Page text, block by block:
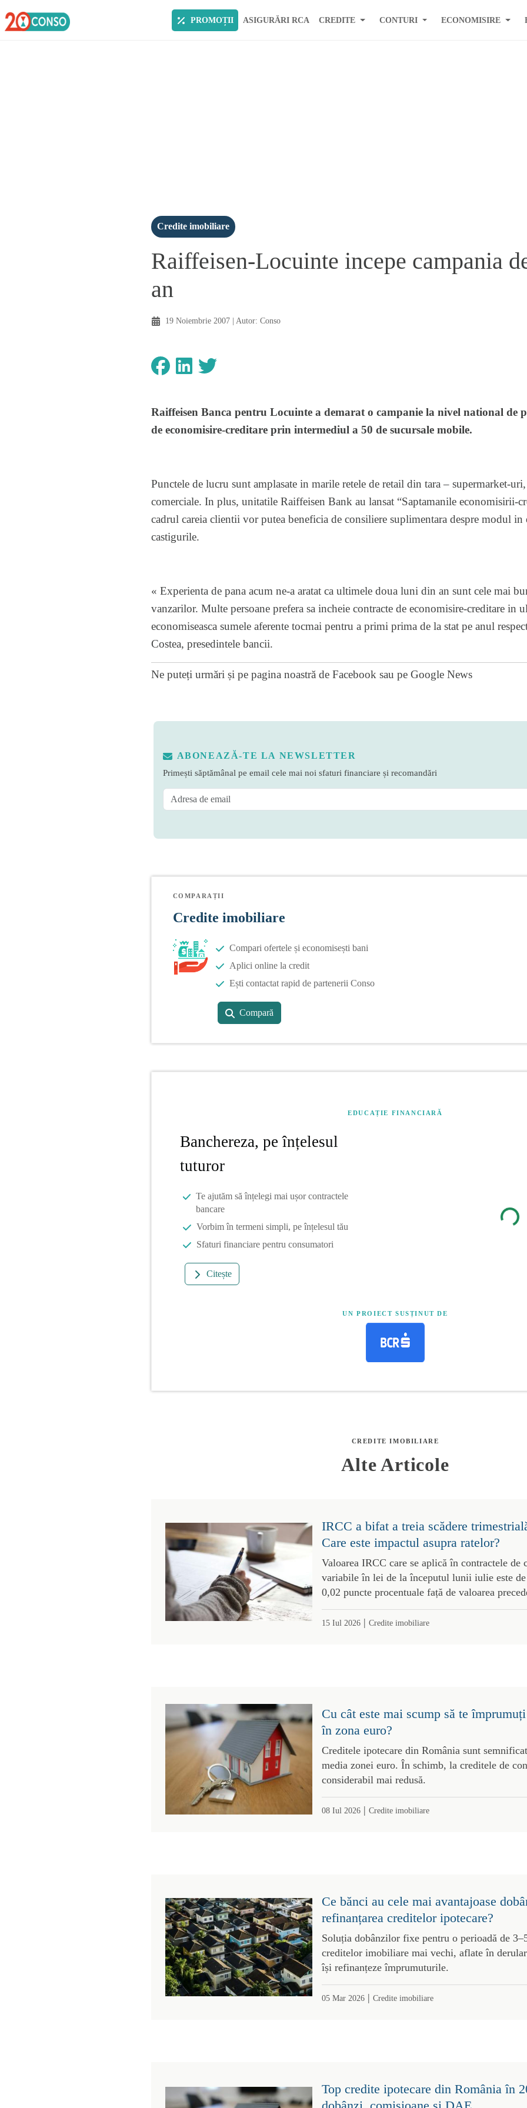
PROMOȚII ASIGURĂRI RCA CREDITE CONTURI ECONOMISIRE
Credite imobiliare
Raiffeisen-Locuinte incepe campania
an
19 Noiembrie 2007| Autor: Conso
Raiffeisen Banca pentru Locuinte a demarat o campanie la nivel national de
de economisire-creditare prin intermediul a 50 de sucursale mobile.
Punctele de lucru sunt amplasate in marile retele de retail din tara – supermarket-
comerciale. In plus, unitatile Raiffeisen Bank au lansat “Saptamanile economisirii-
cadrul careia clientii vor putea beneficia de consiliere suplimentara despre modul
castigurile.
« Experienta de pana acum ne-a aratat ca ultimele doua luni din an sunt cele mai
vanzarilor. Multe persoane prefera sa incheie contracte de economisire-creditare in
economiseasca sumele aferente tocmai pentru a primi prima de la stat pe anul
Costea, presedintele bancii.
Ne puteți urmări și pe pagina noastră de Facebook sau pe Google News
ABONEAZĂ-TE LA NEWSLETTER
Primești săptămânal pe email cele mai noi sfaturi financiare și recomandări
COMPARAȚII
Credite imobiliare
Compari ofertele și economisești bani
Aplici online la credit
Ești contactat rapid de partenerii Conso
Compară
EDUCAȚIE FINANCIARĂ
Banchereza, pe înțelesul
tuturor
Te ajutăm să înțelegi mai ușor contractele
bancare
Vorbim în termeni simpli, pe înțelesul tău
Sfaturi financiare pentru consumatori
Citește
UN PROIECT SUSȚINUT DE
CREDITE IMOBILIARE
Alte Articole
IRCC a bifat a treia scădere
Care este impactul asupra ratelor?
Valoarea IRCC care se aplică în contractele de
variabile în lei de la începutul lunii iulie este
0,02 puncte procentuale față de valoarea
15 Iul 2026| Credite imobiliare
Cu cât este mai scump să te
în zona euro?
Creditele ipotecare din România sunt
media zonei euro. În schimb, la creditele de
considerabil mai redusă.
08 Iul 2026| Credite imobiliare
Ce bănci au cele mai avantajoase
refinanțarea creditelor ipotecare?
Soluția dobânzilor fixe pentru o perioadă de
creditelor imobiliare mai vechi, aflate în
își refinanțeze împrumuturile.
05 Mar 2026| Credite imobiliare
Top credite ipotecare din România în